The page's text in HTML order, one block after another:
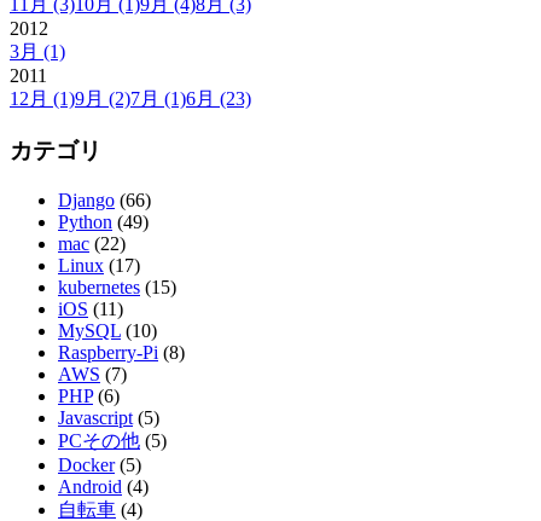
11月 (3)10月 (1)9月 (4)8月 (3)
2012
3月 (1)
2011
12月 (1)9月 (2)7月 (1)6月 (23)
カテゴリ
Django (66)
Python (49)
mac (22)
Linux (17)
kubernetes (15)
iOS (11)
MySQL (10)
Raspberry-Pi (8)
AWS (7)
PHP (6)
Javascript (5)
PCその他 (5)
Docker (5)
Android (4)
自転車 (4)